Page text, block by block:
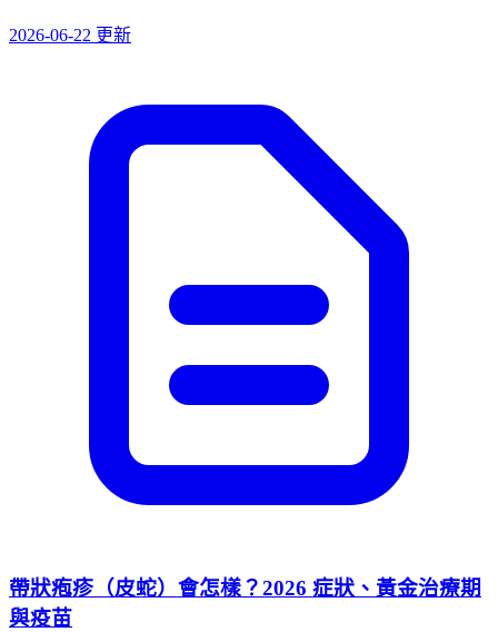
2026-06-22 更新
帶狀疱疹（皮蛇）會怎樣？2026 症狀、黃金治療期
與疫苗